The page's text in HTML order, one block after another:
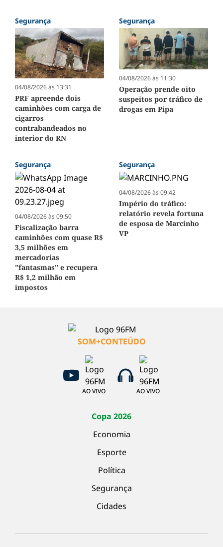
Segurança
04/08/2026 às 13:31
PRF apreende dois
caminhões com carga de
cigarros
contrabandeados no
interior do RN
Segurança
04/08/2026 às 11:30
Operação prende oito
suspeitos por tráfico de
drogas em Pipa
Segurança
04/08/2026 às 09:50
Fiscalização barra
caminhões com quase R$
3,5 milhões em
mercadorias
"fantasmas" e recupera
R$ 1,2 milhão em
impostos
Segurança
04/08/2026 às 09:42
Império do tráfico:
relatório revela fortuna
de esposa de Marcinho
VP
SOM+CONTEÚDO
AO VIVO AO VIVO
Copa 2026
Economia
Esporte
Política
Segurança
Cidades